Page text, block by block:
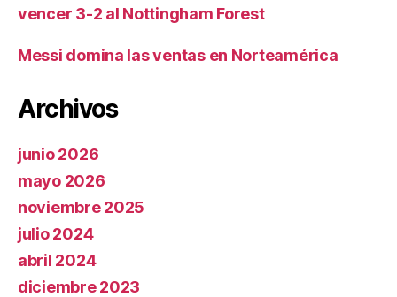
vencer 3-2 al Nottingham Forest
Messi domina las ventas en Norteamérica
Archivos
junio 2026
mayo 2026
noviembre 2025
julio 2024
abril 2024
diciembre 2023